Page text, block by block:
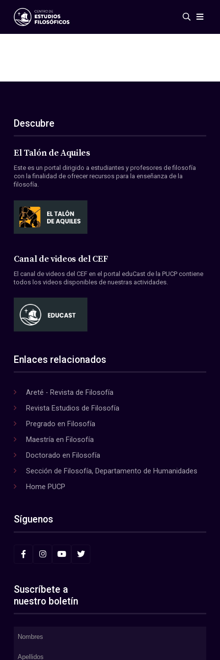
Eventos
ES
EN
Acerca de nosotros
Miembros
Convenios
Descubre
El Talón de Aquiles
Este es un portal dirigido a estudiantes y profesores de filosofía
con la finalidad de ofrecer recursos para la enseñanza de la
filosofía.
Canal de videos del CEF
El canal de videos del CEF en el portal eduCast de la PUCP contiene
todos los videos disponibles de nuestras actividades.
Enlaces relacionados
Areté - Revista de Filosofía
Revista Estudios de Filosofía
Pregrado en Filosofía
Maestría en Filosofía
Doctorado en Filosofía
Sección de Filosofía, Departamento de Humanidades
Home PUCP
Síguenos
Suscríbete a
nuestro boletín